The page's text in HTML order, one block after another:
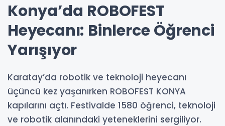
Konya’da ROBOFEST
Heyecanı: Binlerce Öğrenci
Yarışıyor
Karatay’da robotik ve teknoloji heyecanı
üçüncü kez yaşanırken ROBOFEST KONYA
kapılarını açtı. Festivalde 1580 öğrenci, teknoloji
ve robotik alanındaki yeteneklerini sergiliyor.